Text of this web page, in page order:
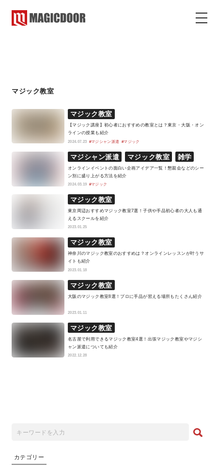
マジック教室
マジック教室
【マジック講座】初心者におすすめの教室とは？東京・大阪・オン
ラインの授業も紹介
2024.07.23 #マジシャン派遣 #マジック
マジシャン派遣 マジック教室 雑学
オンラインイベントの面白い企画アイデア一覧！懇親会などのシー
ン別に盛り上がる方法を紹介
2024.03.19 #マジック
マジック教室
東京周辺おすすめマジック教室7選！子供や手品初心者の大人も通
えるスクールを紹介
2023.01.25
マジック教室
神奈川のマジック教室のおすすめは？オンラインレッスンが叶うサ
イトも紹介
2023.01.18
マジック教室
大阪のマジック教室8選！プロに手品が習える場所もたくさん紹介
2023.01.11
マジック教室
名古屋で利用できるマジック教室4選！出張マジック教室やマジシ
ャン派遣についても紹介
2022.12.28
カテゴリー